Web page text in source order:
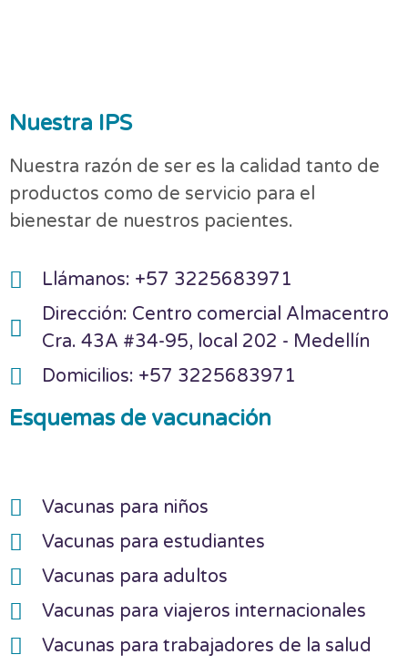
Nuestra IPS
Nuestra razón de ser es la calidad tanto de
productos como de servicio para el
bienestar de nuestros pacientes.
Llámanos: +57 3225683971
Dirección: Centro comercial Almacentro
Cra. 43A #34-95, local 202 - Medellín
Domicilios: +57 3225683971
Esquemas de vacunación
Vacunas para niños
Vacunas para estudiantes
Vacunas para adultos
Vacunas para viajeros internacionales
Vacunas para trabajadores de la salud